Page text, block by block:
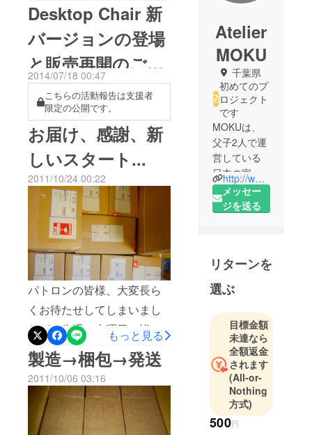
Desktop Chair 新
バージョンの登場
と販売再開のご挨
拶
2014/07/18 00:47
こちらの活動報告は支援者
限定の公開です。
お届け、感謝、新
しいスタート...
2011/10/24 00:22
パトロンの皆様、大変長ら
くお待たせしてしまいまし
たが、先週の木曜日、皆様
へDesktop Chairをお送りし
ました。無事に届いていま
すでしょうか？発送前にお
知らせをしようかとも思っ
たのですが、ちょっとした
もっと見る
製造→梱包→発送
2011/10/06 03:16
Atelier
MOKU
千葉県
初めてのプ
ロジェクト
です
MOKUは、
父子2人で運
営している
日本の家具
デザインス
タジオで
http://www.moku-woodware.com/jp/
メッセー
ジを送る
リターンを
選ぶ
目標金額
未達なら
全額返金
されます
(All-or-
Nothing
方式)
500円